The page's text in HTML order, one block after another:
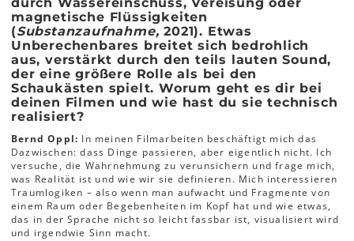
durch Wassereinschuss, Vereisung oder
magnetische Flüssigkeiten
(Substanzaufnahme,2021). Etwas
Unberechenbares breitet sich bedrohlich
aus, verstärkt durch den teils lauten Sound,
der eine größere Rolle als bei den
Schaukästen spielt. Worum geht es dir bei
deinen Filmen und wie hast du sie technisch
realisiert?
Bernd Oppl: In meinen Filmarbeiten beschäftigt mich das
Dazwischen: dass Dinge passieren, aber eigentlich nicht. Ich
versuche, die Wahrnehmung zu verunsichern und frage mich,
was Realität ist und wie wir sie definieren. Mich interessieren
Traumlogiken – also wenn man aufwacht und Fragmente von
einem Raum oder Begebenheiten im Kopf hat und wie etwas,
das in der Sprache nicht so leicht fassbar ist, visualisiert wird
und irgendwie Sinn macht.